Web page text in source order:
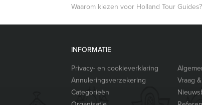
Waarom kiezen voor Holland Tour Guides?
INFORMATIE
Privacy- en cookieverklaring
Annuleringsverzekering
Vraag
Categorieën